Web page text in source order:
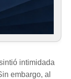
intimidada
embargo, al